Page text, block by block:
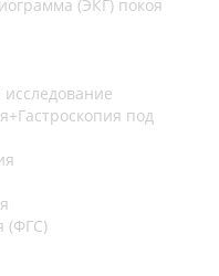
(ЭКГ) покоя
под
(ФГС)